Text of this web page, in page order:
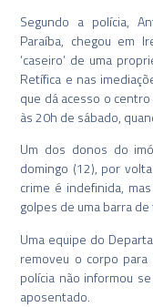
Segundo a polícia,
Paraíba, chegou em
‘caseiro’ de uma
Retífica e nas
que dá acesso o
às 20h de sábado,
Um dos donos do
domingo (12), por
crime é indefinida,
golpes de uma barra
Uma equipe do
removeu o corpo
polícia não informou
aposentado.